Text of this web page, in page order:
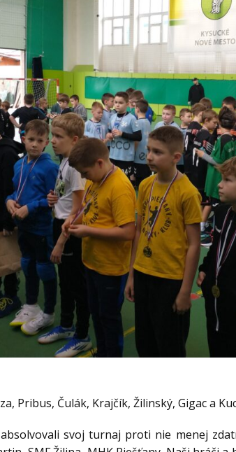
Pribus, Čulák, Krajčík, Žilinský, Gigac a
svoj turnaj proti nie menej